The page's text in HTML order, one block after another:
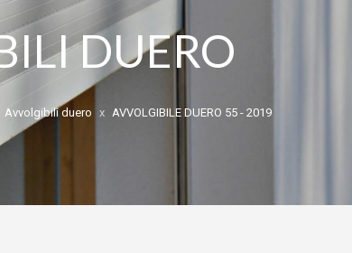
DUERO
Avvolgibili duero AVVOLGIBILE DUERO 55 - 2019